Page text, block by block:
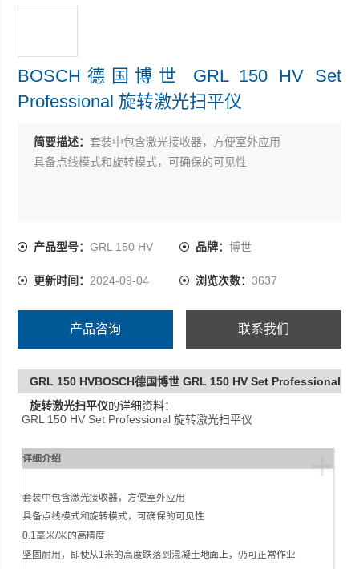
BOSCH德国博世 GRL 150 HV Set
Professional 旋转激光扫平仪
简要描述： 套装中包含激光接收器，方便室外应用
具备点线模式和旋转模式，可确保的可见性
产品型号：GRL 150 HV 品牌： 博世
更新时间： 2024-09-04 浏览次数： 3637
产品咨询 联系我们
GRL 150 HVBOSCH德国博世 GRL 150 HV Set Professional
旋转激光扫平仪的详细资料：
GRL 150 HV Set Professional 旋转激光扫平仪
+
详细介绍
套装中包含激光接收器，方便室外应用
具备点线模式和旋转模式，可确保的可见性
0.1毫米/米的高精度
坚固耐用，即使从1米的高度跌落到混凝土地面上，仍可正常作业